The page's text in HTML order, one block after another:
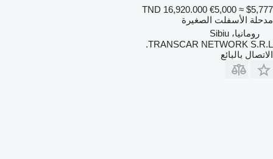
TND 16,920.000 €5,000 ≈ $5,777
مدحلة الأسفلت الصغيرة
رومانيا، Sibiu
TRANSCAR NETWORK S.R.L.
الاتصال بالبائع